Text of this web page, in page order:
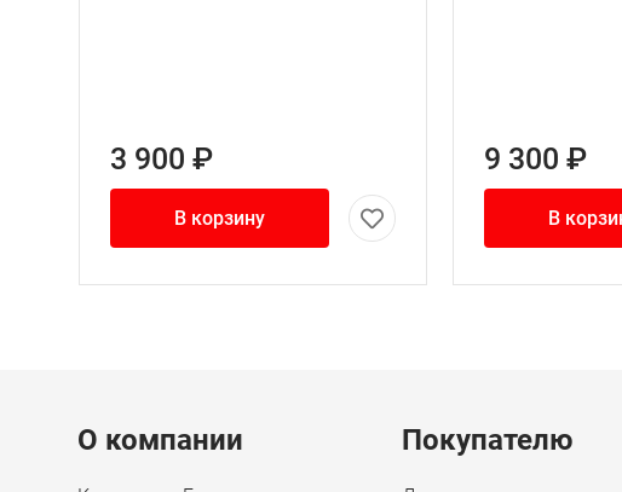
3 900 ₽
В корзину
9 300 ₽
В
Menu footer
О компании Покупателю